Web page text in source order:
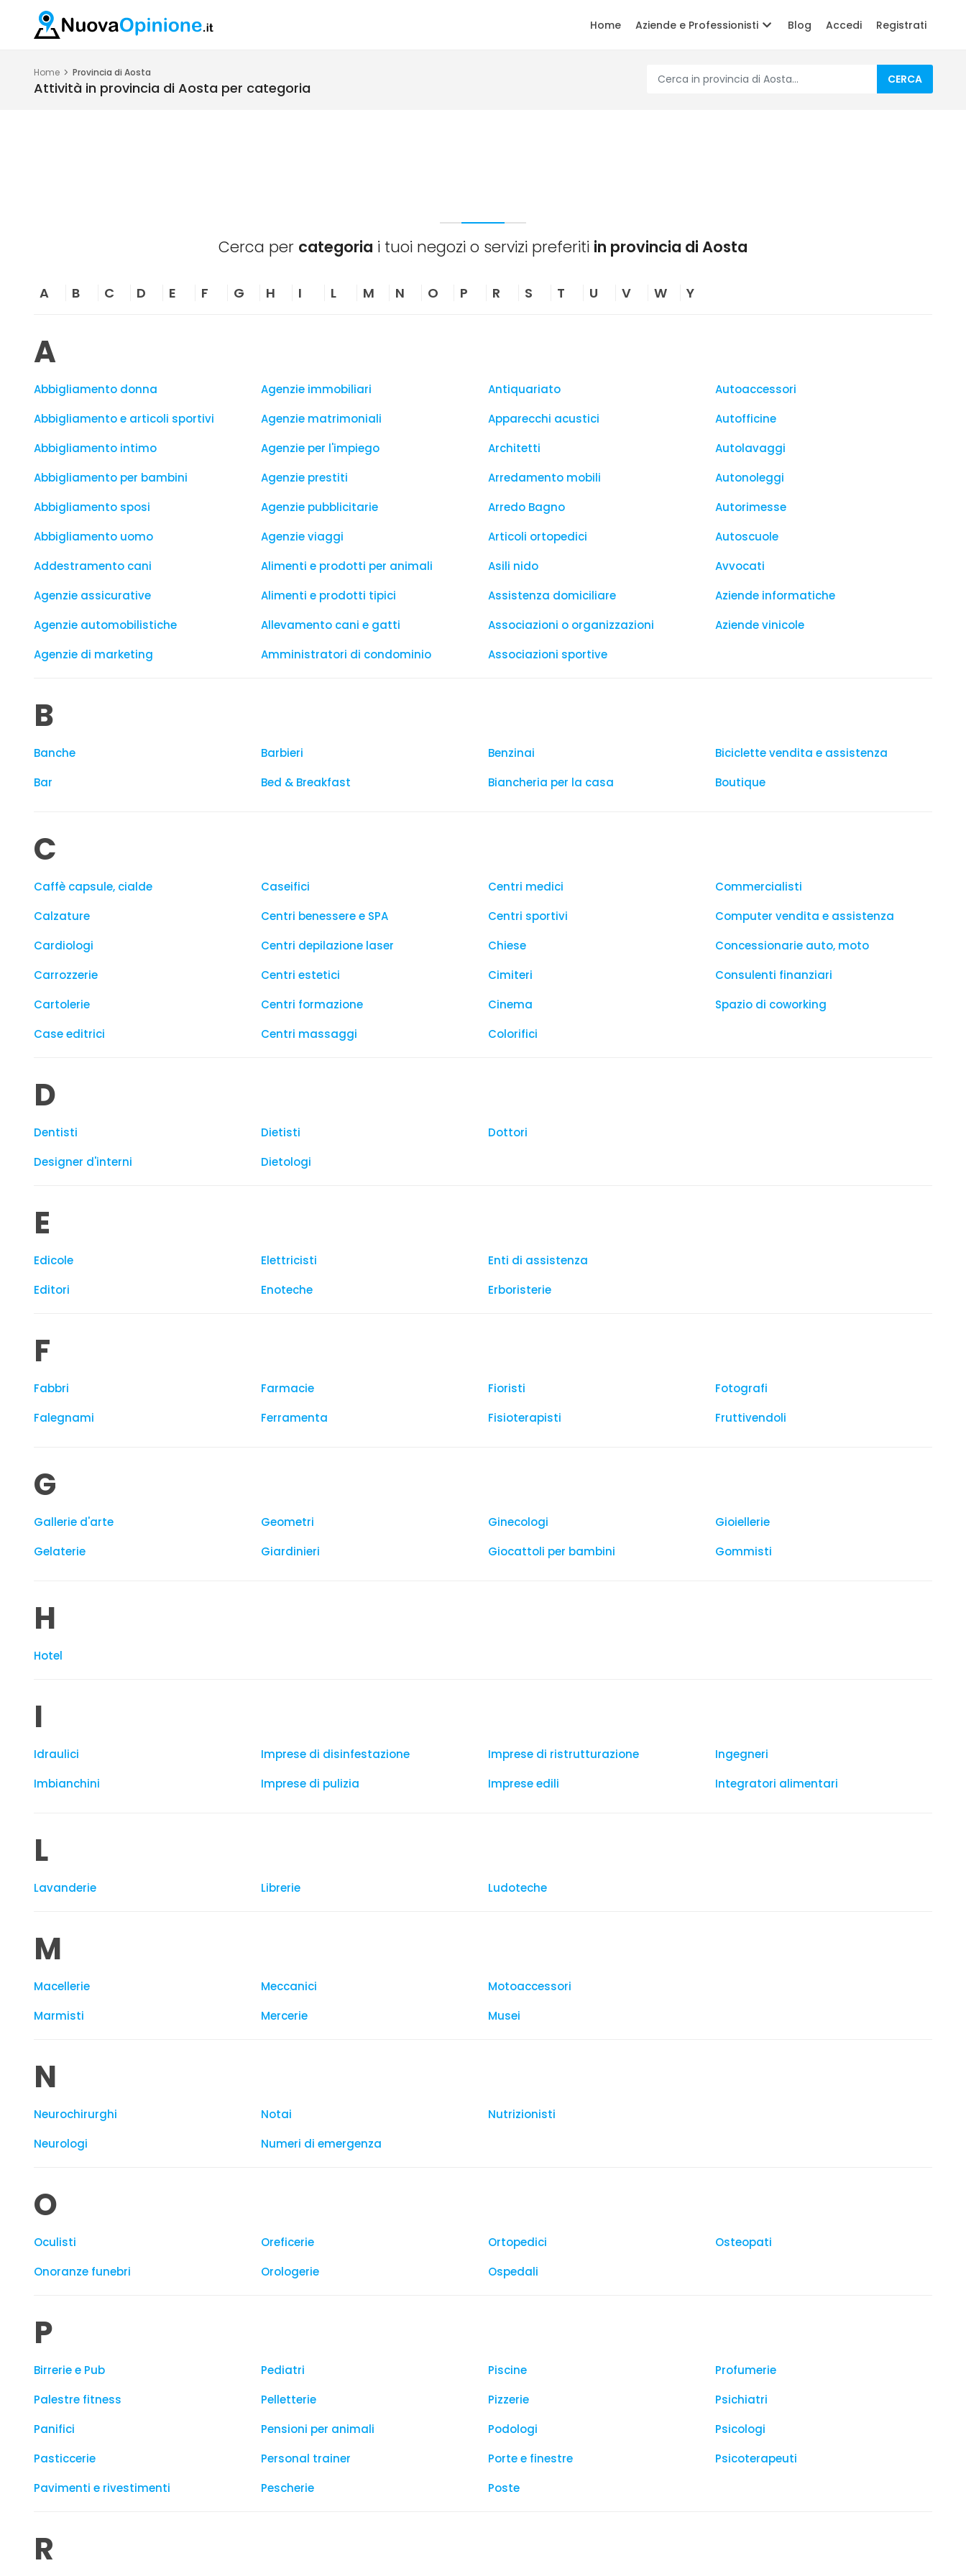
Home Aziende e Professionisti Blog Accedi Registrati
Home Provincia di Aosta
Attività in provincia di Aosta per categoria
CERCA
Cerca per categoria i tuoi negozi o servizi preferiti in provincia di Aosta
A B C D E F G H I L M N O P R S T U V W Y
A
Abbigliamento donna
Abbigliamento e articoli sportivi
Abbigliamento intimo
Abbigliamento per bambini
Abbigliamento sposi
Abbigliamento uomo
Addestramento cani
Agenzie assicurative
Agenzie automobilistiche
Agenzie di marketing
Agenzie immobiliari
Agenzie matrimoniali
Agenzie per l'impiego
Agenzie prestiti
Agenzie pubblicitarie
Agenzie viaggi
Alimenti e prodotti per animali
Alimenti e prodotti tipici
Allevamento cani e gatti
Amministratori di condominio
Antiquariato
Apparecchi acustici
Architetti
Arredamento mobili
Arredo Bagno
Articoli ortopedici
Asili nido
Assistenza domiciliare
Associazioni o organizzazioni
Associazioni sportive
Autoaccessori
Autofficine
Autolavaggi
Autonoleggi
Autorimesse
Autoscuole
Avvocati
Aziende informatiche
Aziende vinicole
B
Banche
Bar
Barbieri
Bed & Breakfast
Benzinai
Biancheria per la casa
Biciclette vendita e assistenza
Boutique
C
Caffè capsule, cialde
Calzature
Cardiologi
Carrozzerie
Cartolerie
Case editrici
Caseifici
Centri benessere e SPA
Centri depilazione laser
Centri estetici
Centri formazione
Centri massaggi
Centri medici
Centri sportivi
Chiese
Cimiteri
Cinema
Colorifici
Commercialisti
Computer vendita e assistenza
Concessionarie auto, moto
Consulenti finanziari
Spazio di coworking
D
Dentisti
Designer d'interni
Dietisti
Dietologi
Dottori
E
Edicole
Editori
Elettricisti
Enoteche
Enti di assistenza
Erboristerie
F
Fabbri
Falegnami
Farmacie
Ferramenta
Fioristi
Fisioterapisti
Fotografi
Fruttivendoli
G
Gallerie d'arte
Gelaterie
Geometri
Giardinieri
Ginecologi
Giocattoli per bambini
Gioiellerie
Gommisti
H
Hotel
I
Idraulici
Imbianchini
Imprese di disinfestazione
Imprese di pulizia
Imprese di ristrutturazione
Imprese edili
Ingegneri
Integratori alimentari
L
Lavanderie Librerie Ludoteche
M
Macellerie
Marmisti
Meccanici
Mercerie
Motoaccessori
Musei
N
Neurochirurghi
Neurologi
Notai
Numeri di emergenza
Nutrizionisti
O
Oculisti
Onoranze funebri
Oreficerie
Orologerie
Ortopedici
Ospedali
Osteopati
P
Birrerie e Pub
Palestre fitness
Panifici
Pasticcerie
Pavimenti e rivestimenti
Pediatri
Pelletterie
Pensioni per animali
Personal trainer
Pescherie
Piscine
Pizzerie
Podologi
Porte e finestre
Poste
Profumerie
Psichiatri
Psicologi
Psicoterapeuti
R